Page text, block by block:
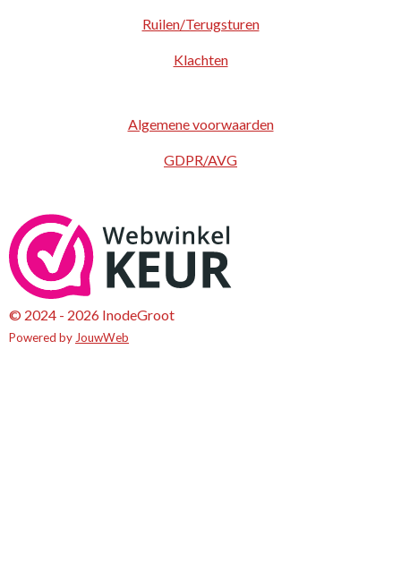
Ruilen/Terugsturen
Klachten
Algemene voorwaarden
GDPR/AVG
© 2024 - 2026 InodeGroot
Powered by JouwWeb